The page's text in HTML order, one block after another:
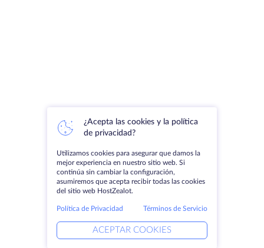
¿Acepta las cookies y la política
de privacidad?
Utilizamos cookies para asegurar que damos la
mejor experiencia en nuestro sitio web. Si
continúa sin cambiar la configuración,
asumiremos que acepta recibir todas las cookies
del sitio web HostZealot.
Política de Privacidad Términos de Servicio
ACEPTAR COOKIES